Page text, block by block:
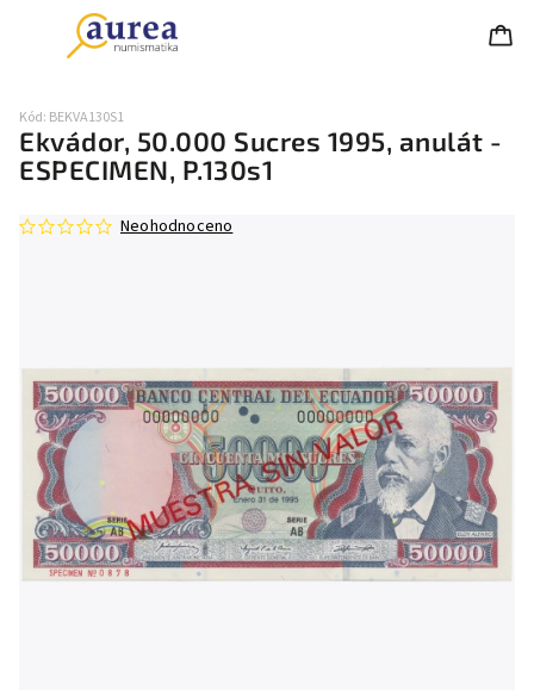
Ekvádor, 50.000 Sucres 1995, anulát -
ESPECIMEN, P.130s1
Kód: BEKVA130S1
Neohodnoceno